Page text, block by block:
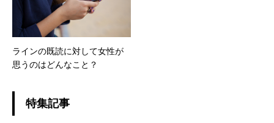
ラインの既読に対して女性が
思うのはどんなこと？
特集記事